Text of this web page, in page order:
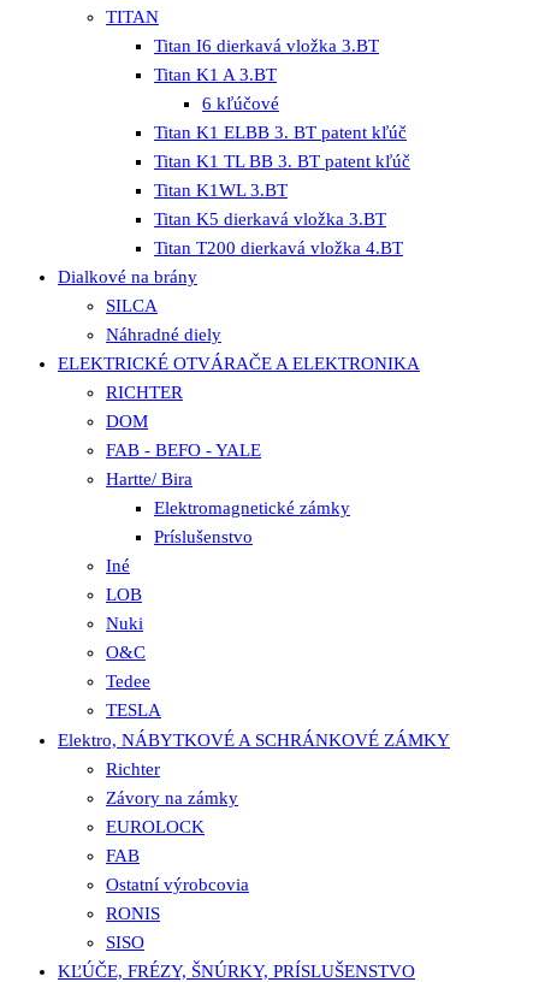
TITAN
Titan I6 dierkavá vložka 3.BT
Titan K1 A 3.BT
6 kľúčové
Titan K1 ELBB 3. BT patent kľúč
Titan K1 TL BB 3. BT patent kľúč
Titan K1WL 3.BT
Titan K5 dierkavá vložka 3.BT
Titan T200 dierkavá vložka 4.BT
Dialkové na brány
SILCA
Náhradné diely
ELEKTRICKÉ OTVÁRAČE A ELEKTRONIKA
RICHTER
DOM
FAB - BEFO - YALE
Hartte/ Bira
Elektromagnetické zámky
Príslušenstvo
Iné
LOB
Nuki
O&C
Tedee
TESLA
Elektro, NÁBYTKOVÉ A SCHRÁNKOVÉ ZÁMKY
Richter
Závory na zámky
EUROLOCK
FAB
Ostatní výrobcovia
RONIS
SISO
KĽÚČE, FRÉZY, ŠNÚRKY, PRÍSLUŠENSTVO